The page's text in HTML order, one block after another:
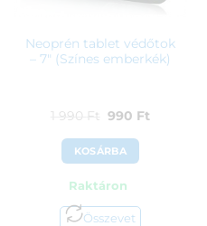
Neoprén tablet védőtok
– 7″ (Színes emberkék)
1 990 Ft
Original
price
was:
1
990 Ft.
990 FtCurrent
KOSÁRBA
Raktáron
Összevet